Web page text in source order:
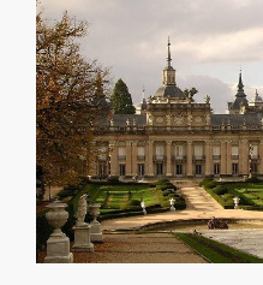
Cigales inaugura
arcos de la Iglesia